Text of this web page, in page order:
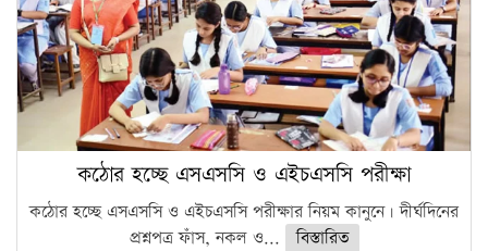
কঠোর হচ্ছে এসএসসি ও এইচএসসি পরীক্ষা
কঠোর হচ্ছে এসএসসি ও এইচএসসি পরীক্ষার নিয়ম কানুনে। দীর্ঘদিনের
প্রশ্নপত্র ফাঁস, নকল ও...
বিস্তারিত